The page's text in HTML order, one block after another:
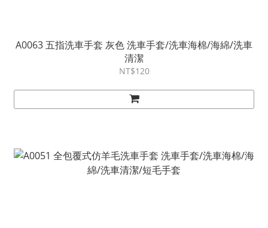
A0063 五指洗車手套 灰色 洗車手套/洗車海棉/海綿/洗車
清潔
NT$120